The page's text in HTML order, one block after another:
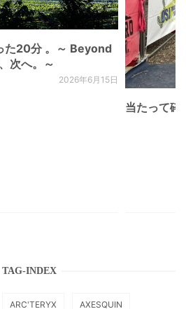
た20分 。～ Beyond
次へ。～
2026年6月15日
当たって砕
TAG-INDEX
ARC'TERYX AXESQUIN